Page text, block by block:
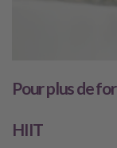
Pour plus de
HIIT